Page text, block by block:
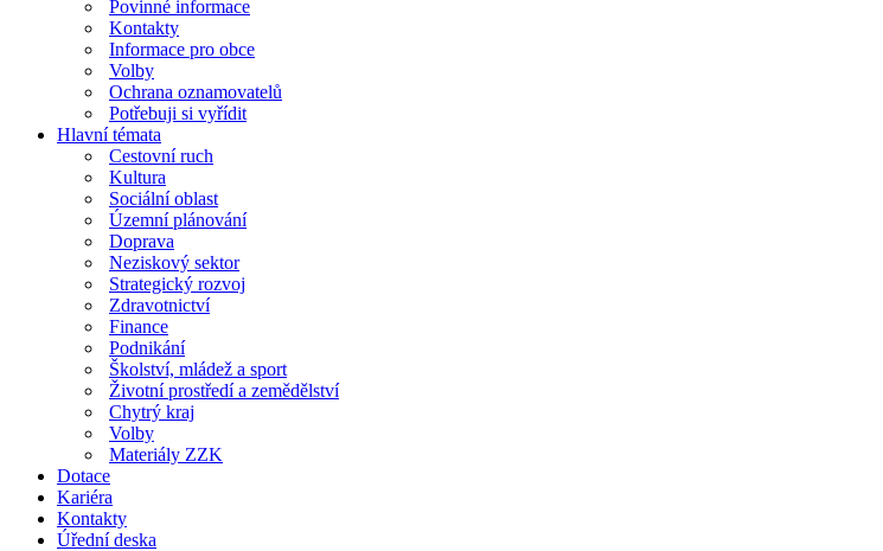
Povinné informace
Kontakty
Informace pro obce
Volby
Ochrana oznamovatelů
Potřebuji si vyřídit
Hlavní témata
Cestovní ruch
Kultura
Sociální oblast
Územní plánování
Doprava
Neziskový sektor
Strategický rozvoj
Zdravotnictví
Finance
Podnikání
Školství, mládež a sport
Životní prostředí a zemědělství
Chytrý kraj
Volby
Materiály ZZK
Dotace
Kariéra
Kontakty
Úřední deska